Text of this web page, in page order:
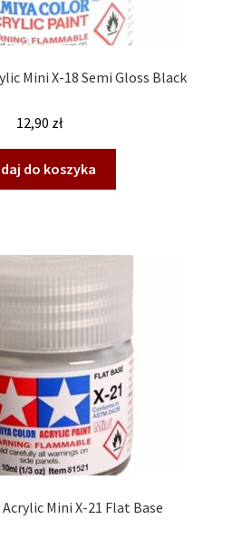
Mini X-18 Semi Gloss Black
12,90 zł
do koszyka
Mini X-21 Flat Base